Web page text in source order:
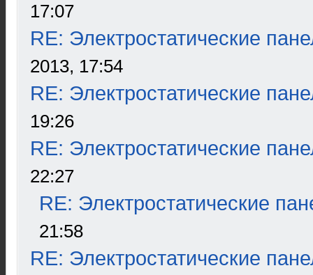
17:07
RE: Электростатические
2013, 17:54
RE: Электростатические
19:26
RE: Электростатические
22:27
RE: Электростатические
21:58
RE: Электростатические